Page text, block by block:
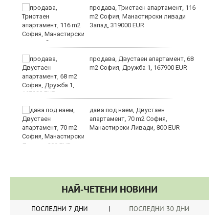
продава, Тристаен апартамент, 116
m2 София, Манастирски ливади
Запад, 319000 EUR
продава, Двустаен апартамент, 68
m2 София, Дружба 1, 167900 EUR
дава под наем, Двустаен
апартамент, 70 m2 София,
Манастирски Ливади, 800 EUR
НАЙ-ЧЕТЕНИ НОВИНИ
ПОСЛЕДНИ 7 ДНИ ПОСЛЕДНИ 30 ДНИ